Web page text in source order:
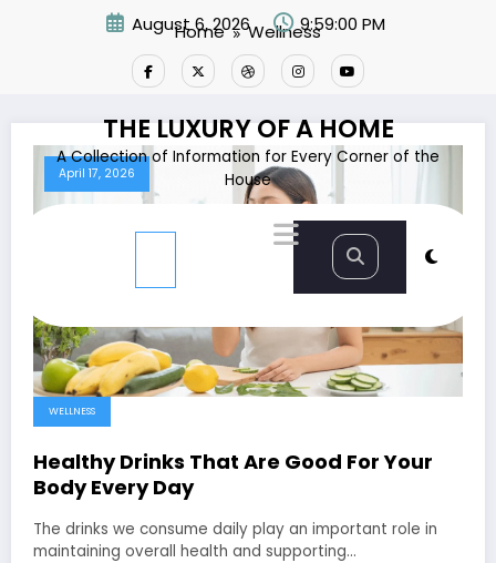
August 6, 2026 9:59:01 PM
THE LUXURY OF A HOME
A Collection of Information for Every Corner of the
House
Home Wellness
April 17, 2026
WELLNESS
Healthy Drinks That Are Good For Your
Body Every Day
The drinks we consume daily play an important role in
maintaining overall health and supporting…